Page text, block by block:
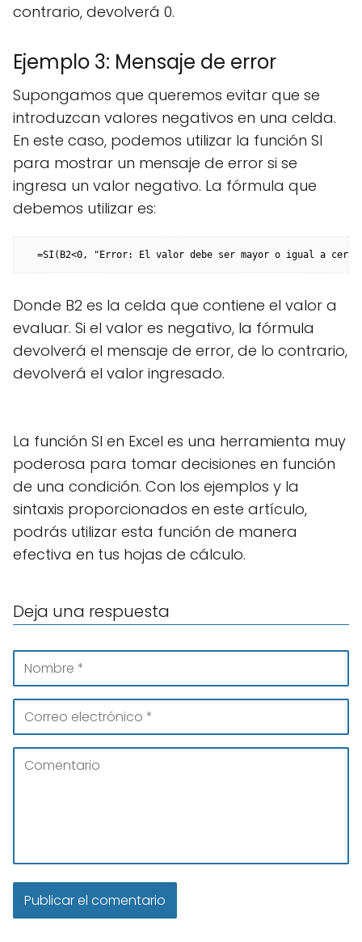
contrario, devolverá 0.
Ejemplo 3: Mensaje de error
Supongamos que queremos evitar que se
introduzcan valores negativos en una celda.
En este caso, podemos utilizar la función SI
para mostrar un mensaje de error si se
ingresa un valor negativo. La fórmula que
debemos utilizar es:
Donde B2 es la celda que contiene el valor a
evaluar. Si el valor es negativo, la fórmula
devolverá el mensaje de error, de lo contrario,
devolverá el valor ingresado.
La función SI en Excel es una herramienta muy
poderosa para tomar decisiones en función
de una condición. Con los ejemplos y la
sintaxis proporcionados en este artículo,
podrás utilizar esta función de manera
efectiva en tus hojas de cálculo.
Deja una respuesta